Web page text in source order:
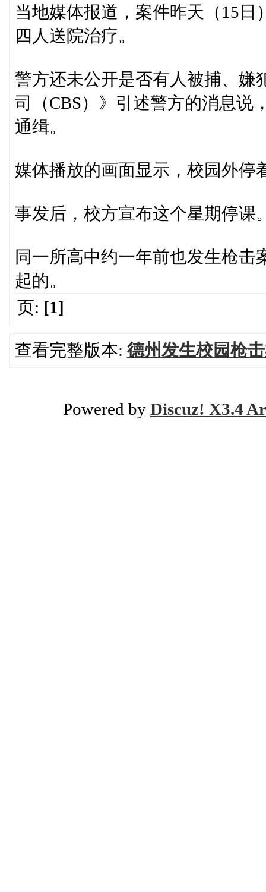
当地媒体报道，案件昨天（15
四人送院治疗。
警方还未公开是否有人被捕、嫌
司（CBS）》引述警方的消息说
通缉。
媒体播放的画面显示，校园外停
事发后，校方宣布这个星期停课
同一所高中约一年前也发生枪
起的。
页: [1]
查看完整版本: 德州发生校园枪
Powered by Discuz! X3.4